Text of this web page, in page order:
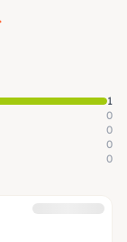
1
0
0
0
0